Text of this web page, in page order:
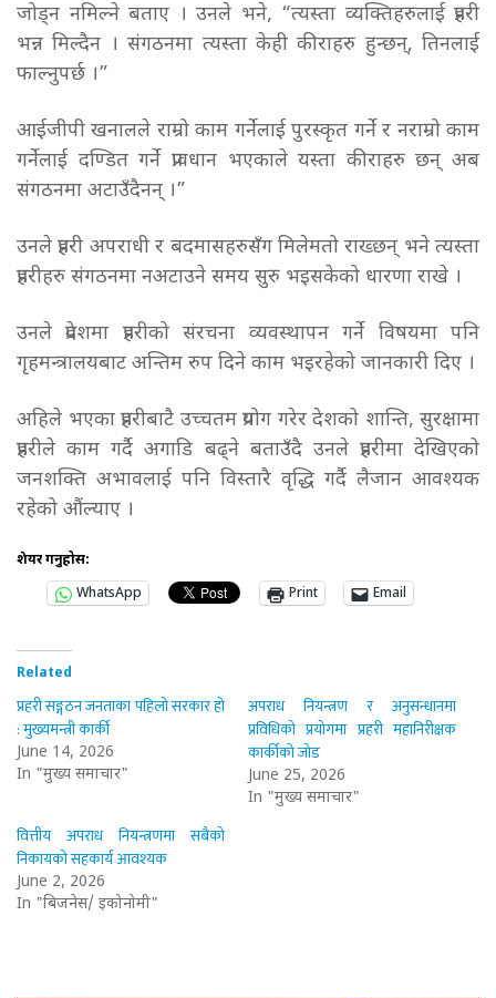
जोड्न नमिल्ने बताए । उनले भने, “त्यस्ता व्यक्तिहरुलाई प्रहरी
भन्न मिल्दैन । संगठनमा त्यस्ता केही कीराहरु हुन्छन्, तिनलाई
फाल्नुपर्छ ।”
आईजीपी खनालले राम्रो काम गर्नेलाई पुरस्कृत गर्ने र नराम्रो काम
गर्नेलाई दण्डित गर्ने प्रावधान भएकाले यस्ता कीराहरु छन् अब
संगठनमा अटाउँदैनन् ।”
उनले प्रहरी अपराधी र बदमासहरुसँग मिलेमतो राख्छन् भने त्यस्ता
प्रहरीहरु संगठनमा नअटाउने समय सुरु भइसकेको धारणा राखे ।
उनले प्रदेशमा प्रहरीको संरचना व्यवस्थापन गर्ने विषयमा पनि
गृहमन्त्रालयबाट अन्तिम रुप दिने काम भइरहेको जानकारी दिए ।
अहिले भएका प्रहरीबाटै उच्चतम प्रयोग गरेर देशको शान्ति, सुरक्षामा
प्रहरीले काम गर्दै अगाडि बढ्ने बताउँदै उनले प्रहरीमा देखिएको
जनशक्ति अभावलाई पनि विस्तारै वृद्धि गर्दै लैजान आवश्यक
रहेको औंल्याए ।
शेयर गर्नुहोस:
WhatsApp
Print Email
Related
प्रहरी सङ्गठन जनताका पहिलो सरकार हो
: मुख्यमन्त्री कार्की
June 14, 2026
In "मुख्य समाचार"
अपराध नियन्त्रण र अनुसन्धानमा
प्रविधिको प्रयोगमा प्रहरी महानिरीक्षक
कार्कीको जोड
June 25, 2026
In "मुख्य समाचार"
वित्तीय अपराध नियन्त्रणमा सबैको
निकायको सहकार्य आवश्यक
June 2, 2026
In "बिजनेस/ इकोनोमी"